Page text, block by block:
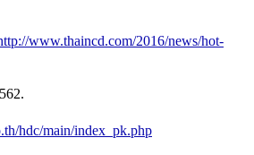
www.thaincd.com/2016/news/hot-
hdc/main/index_pk.php